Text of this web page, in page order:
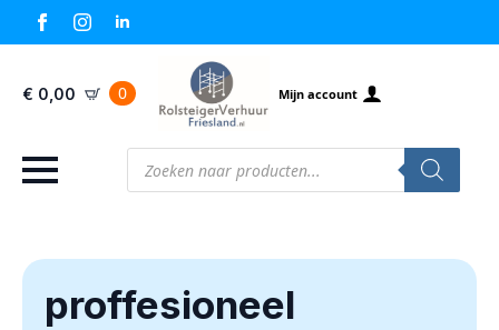
€ 0,00 0 Mijn account
Producten
zoeken
proffesioneel